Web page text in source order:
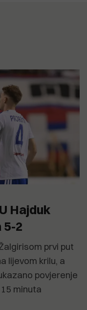
Hajduk
2
prvi put
lijevom krilu, a
povjerenje
minuta